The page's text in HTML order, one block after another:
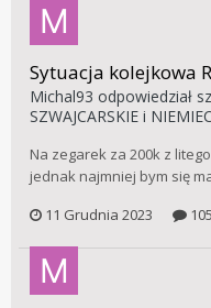
Sytuacja kolejkowa
Michal93 odpowiedział
SZWAJCARSKIE i
Na zegarek za 200k z
jednak najmniej bym się
11 Grudnia 2023